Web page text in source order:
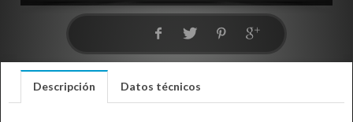
Descripción Datos técnicos